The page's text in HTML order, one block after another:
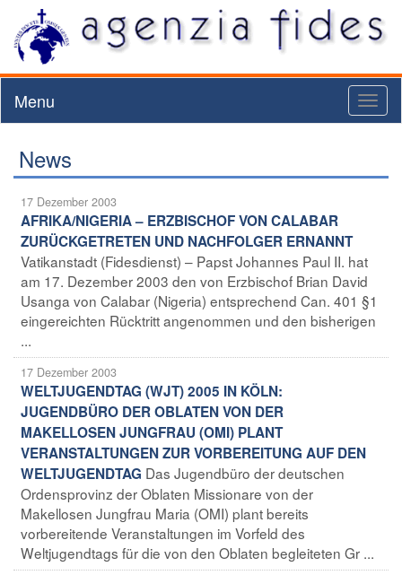
Menu
News
17 Dezember 2003
AFRIKA/NIGERIA – ERZBISCHOF VON CALABAR
ZURÜCKGETRETEN UND NACHFOLGER ERNANNT
Vatikanstadt (Fidesdienst) – Papst Johannes Paul II. hat
am 17. Dezember 2003 den von Erzbischof Brian David
Usanga von Calabar (Nigeria) entsprechend Can. 401 §1
eingereichten Rücktritt angenommen und den bisherigen
...
17 Dezember 2003
WELTJUGENDTAG (WJT) 2005 IN KÖLN:
JUGENDBÜRO DER OBLATEN VON DER
MAKELLOSEN JUNGFRAU (OMI) PLANT
VERANSTALTUNGEN ZUR VORBEREITUNG AUF DEN
WELTJUGENDTAG Das Jugendbüro der deutschen
Ordensprovinz der Oblaten Missionare von der
Makellosen Jungfrau Maria (OMI) plant bereits
vorbereitende Veranstaltungen im Vorfeld des
Weltjugendtags für die von den Oblaten begleiteten Gr ...